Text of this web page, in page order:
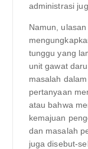
administrasi
Namun,
tunggu yang
unit gawat
masalah
pertanyaan
atau bahwa
kemajuan
dan masalah
juga disebut-